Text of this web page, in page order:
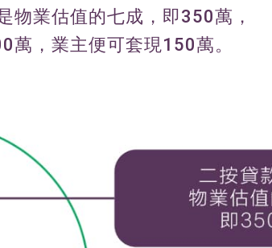
物業估值的七成，即350萬，
萬，業主便可套現150萬。